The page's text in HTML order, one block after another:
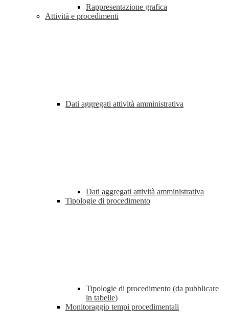
Rappresentazione grafica
Attività e procedimenti
Dati aggregati attività amministrativa
Dati aggregati attività amministrativa
Tipologie di procedimento
Tipologie di procedimento (da pubblicare
in tabelle)
Monitoraggio tempi procedimentali